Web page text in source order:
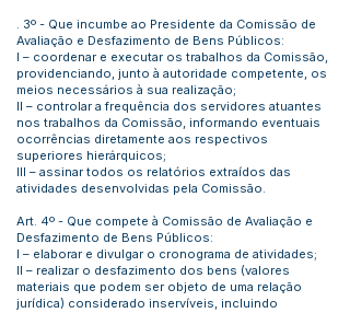
. 3º - Que incumbe ao Presidente da Comissão de
Avaliação e Desfazimento de Bens Públicos:
I – coordenar e executar os trabalhos da Comissão,
providenciando, junto à autoridade competente, os
meios necessários à sua realização;
II – controlar a frequência dos servidores atuantes
nos trabalhos da Comissão, informando eventuais
ocorrências diretamente aos respectivos
superiores hierárquicos;
III – assinar todos os relatórios extraídos das
atividades desenvolvidas pela Comissão.
Art. 4º - Que compete à Comissão de Avaliação e
Desfazimento de Bens Públicos:
I – elaborar e divulgar o cronograma de atividades;
II – realizar o desfazimento dos bens (valores
materiais que podem ser objeto de uma relação
jurídica) considerado inservíveis, incluindo